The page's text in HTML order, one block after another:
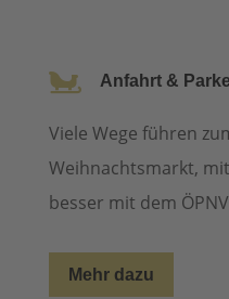
 Anfahrt &
Viele Wege führen
Weihnachtsmarkt,
besser mit dem
Mehr dazu